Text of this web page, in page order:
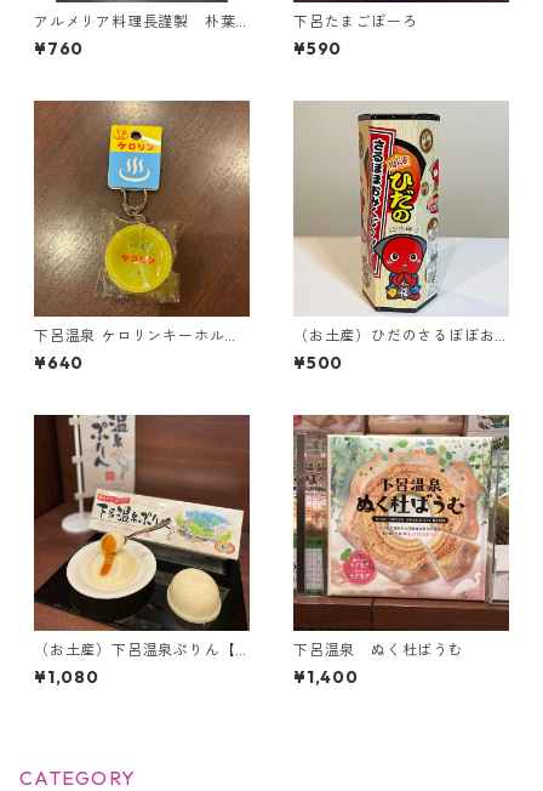
アルメリア料理長謹製 朴葉
みそ(2枚入り)
¥760
下呂たまごぼーろ
¥590
下呂温泉 ケロリンキーホルダ
ー
¥640
（お土産）ひだのさるぼぼお
みくじクッキー12枚入り＜飛
騨限定＞
¥500
（お土産）下呂温泉ぷりん【3
個入り】
¥1,080
下呂温泉 ぬく杜ばうむ
¥1,400
CATEGORY